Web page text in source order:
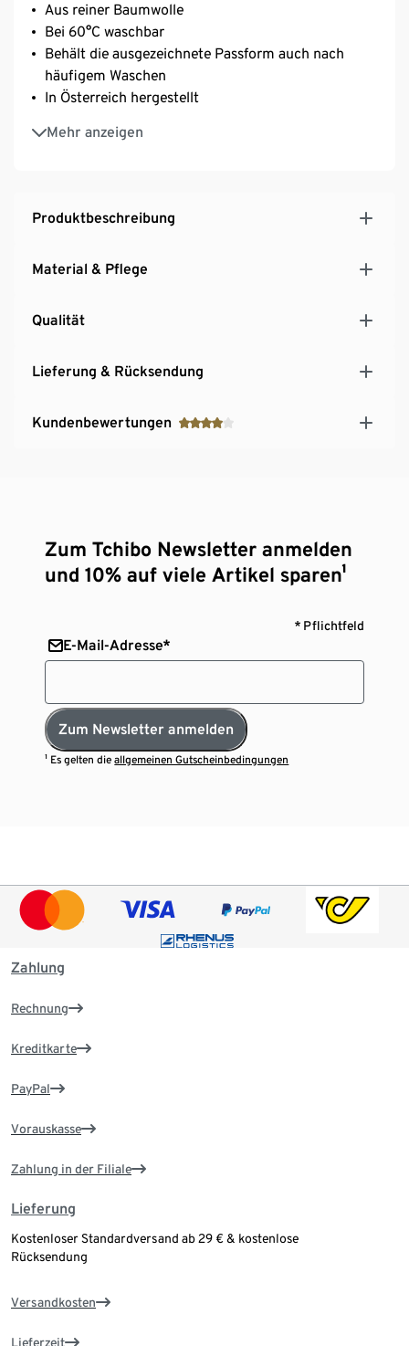
Aus reiner Baumwolle
Bei 60°C waschbar
Behält die ausgezeichnete Passform auch nach
häufigem Waschen
In Österreich hergestellt
Mehr anzeigen
Bügelfrei und trocknergeeignet
Produktbeschreibung
Material & Pflege
Qualität
Lieferung & Rücksendung
Kundenbewertungen
Zum Tchibo Newsletter anmelden
und 10% auf viele Artikel sparen¹
* Pflichtfeld
E-Mail-Adresse*
Zum Newsletter anmelden
¹ Es gelten dieallgemeinen Gutscheinbedingungen
Zahlung
Rechnung
Kreditkarte
PayPal
Vorauskasse
Zahlung in der Filiale
Lieferung
Kostenloser Standardversand ab 29 € & kostenlose
Rücksendung
Versandkosten
Lieferzeit